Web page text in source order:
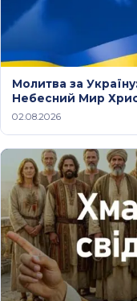
Молитва за
Небесний Мир
02.08.2026